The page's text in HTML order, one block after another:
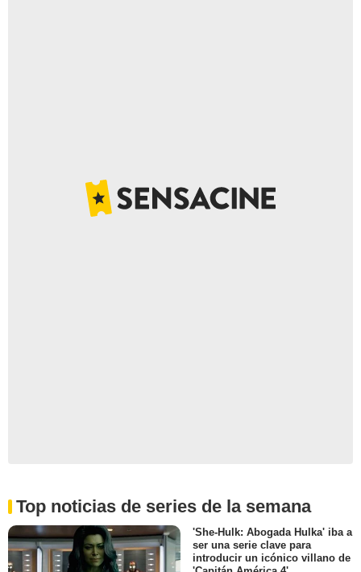
Top noticias de series de la semana
'She-Hulk: Abogada Hulka' iba a
ser una serie clave para
introducir un icónico villano de